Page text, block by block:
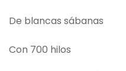
De blancas sábanas
Con 700 hilos